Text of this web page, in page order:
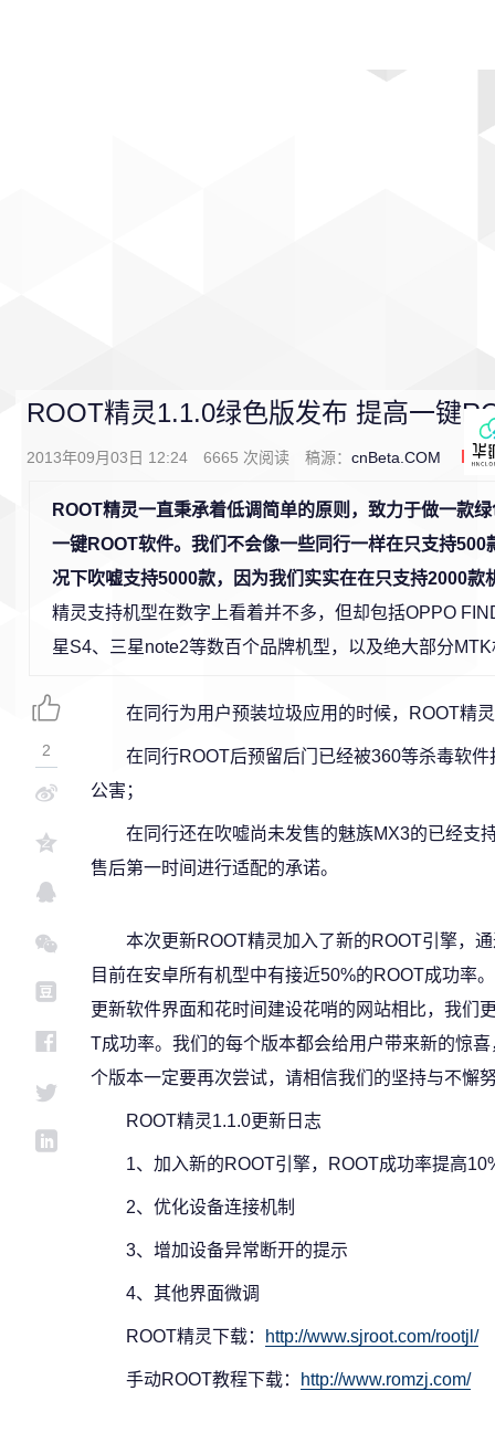
ROOT精灵1.1.0绿色版发布 提高一键
2013年09月03日 12:24 6665 次阅读 稿源： cnBeta.COM 0
ROOT精灵一直秉承着低调简单的原则，致力于做一款
一键ROOT软件。我们不会像一些同行一样在只支持500
况下吹嘘支持5000款，因为我们实实在在只支持2000款
精灵支持机型在数字上看着并不多，但却包括OPPO
星S4、三星note2等数百个品牌机型，以及绝大部分
在同行为用户预装垃圾应用的时候，ROOT精
在同行ROOT后预留后门已经被360等杀毒软
公害；
在同行还在吹嘘尚未发售的魅族MX3的已经支
售后第一时间进行适配的承诺。
本次更新ROOT精灵加入了新的ROOT引擎，
目前在安卓所有机型中有接近50%的ROOT成功率
更新软件界面和花时间建设花哨的网站相比，我们
T成功率。我们的每个版本都会给用户带来新的惊
个版本一定要再次尝试，请相信我们的坚持与不懈
ROOT精灵1.1.0更新日志
1、加入新的ROOT引擎，ROOT成功率提高
2、优化设备连接机制
3、增加设备异常断开的提示
4、其他界面微调
ROOT精灵下载： http://www.sjroot.com/rootjl/
手动ROOT教程下载： http://www.romzj.com/
2